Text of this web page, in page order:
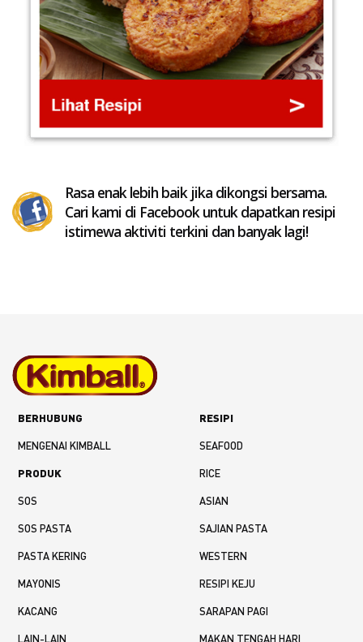
Rasa enak lebih baik jika dikongsi bersama.
Cari kami di Facebook untuk dapatkan resipi
istimewa aktiviti terkini dan banyak lagi!
BERHUBUNG
MENGENAI KIMBALL
PRODUK
SOS
SOS PASTA
PASTA KERING
MAYONIS
KACANG
LAIN-LAIN
RESIPI
SEAFOOD
RICE
ASIAN
SAJIAN PASTA
WESTERN
RESIPI KEJU
SARAPAN PAGI
MAKAN TENGAH HARI